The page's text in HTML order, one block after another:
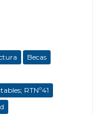
Becas
RTNº41